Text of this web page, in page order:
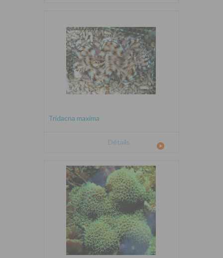
Tridacna maxima
Détails